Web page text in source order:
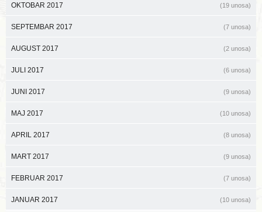
OKTOBAR 2017 (19 unosa)
SEPTEMBAR 2017 (7 unosa)
AUGUST 2017 (2 unosa)
JULI 2017 (6 unosa)
JUNI 2017 (9 unosa)
MAJ 2017 (10 unosa)
APRIL 2017 (8 unosa)
MART 2017 (9 unosa)
FEBRUAR 2017 (7 unosa)
JANUAR 2017 (10 unosa)